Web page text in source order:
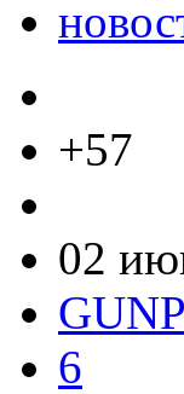
+57
02
6